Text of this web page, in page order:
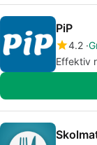
PiP
4.2
Effektiv